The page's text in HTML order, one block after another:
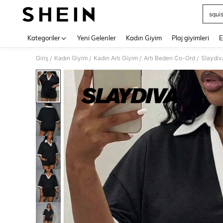
Kategoriler Yeni Gelenler Kadın Giyim Plaj giyimleri
Giriş / Kadın Giyim / Kadın Artı Giyim / Artı Beden Co-Ord /